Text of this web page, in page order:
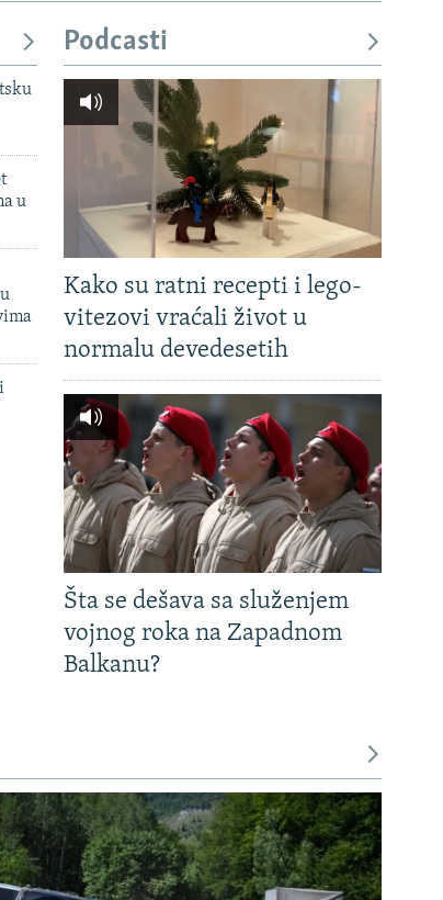
u
Podcasti
Kako su ratni recepti i lego-
vitezovi vraćali život u
normalu devedesetih
Šta se dešava sa služenjem
vojnog roka na Zapadnom
Balkanu?